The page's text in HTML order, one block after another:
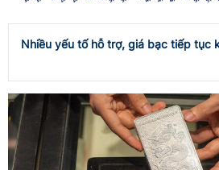
Nhiều yếu tố hỗ trợ, giá bạc tiếp tục